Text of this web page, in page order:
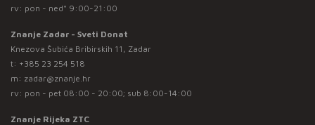
rv: pon - ned* 9:00-21:00
Znanje Zadar - Sveti Donat
Knezova Šubića Bribirskih 11, Zadar
t: +385 23 254 518
m: zadar@znanje.hr
rv: pon - pet 08:00 - 20:00; sub 8:00-14:00
Znanje Rijeka ZTC